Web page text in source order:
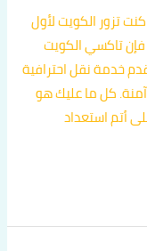
تزور الكويت لأول
تاكسي الكويت
خدمة نقل احترافية
كل ما عليك هو
وسنكون على أتم استعداد